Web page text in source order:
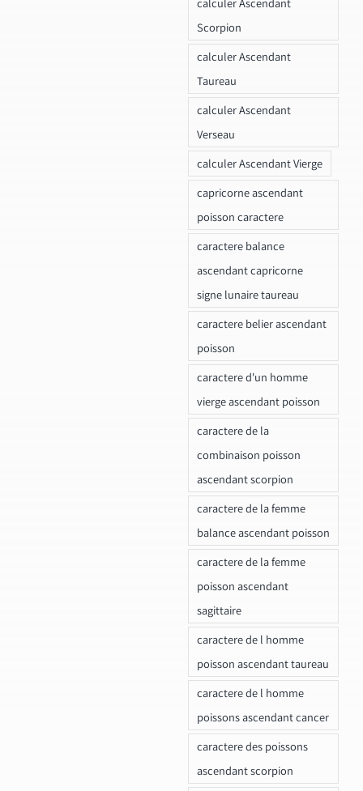
calculer Ascendant
Scorpion
calculer Ascendant
Taureau
calculer Ascendant
Verseau
calculer Ascendant Vierge
capricorne ascendant
poisson caractere
caractere balance
ascendant capricorne
signe lunaire taureau
caractere belier ascendant
poisson
caractere d'un homme
vierge ascendant poisson
caractere de la
combinaison poisson
ascendant scorpion
caractere de la femme
balance ascendant poisson
caractere de la femme
poisson ascendant
sagittaire
caractere de l homme
poisson ascendant taureau
caractere de l homme
poissons ascendant cancer
caractere des poissons
ascendant scorpion